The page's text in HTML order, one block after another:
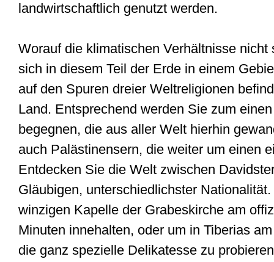
landwirtschaftlich genutzt werden.
Worauf die klimatischen Verhältnisse
sich in diesem Teil der Erde in einem
auf den Spuren dreier Weltreligionen
Land. Entsprechend werden Sie zum
begegnen, die aus aller Welt hierhin
auch Palästinensern, die weiter um einen
Entdecken Sie die Welt zwischen
Gläubigen, unterschiedlichster
winzigen Kapelle der Grabeskirche am
Minuten innehalten, oder um in Tiberias
die ganz spezielle Delikatesse zu